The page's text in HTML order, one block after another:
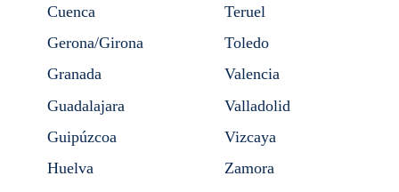
Cuenca
Gerona/Girona
Granada
Guadalajara
Guipúzcoa
Huelva
Teruel
Toledo
Valencia
Valladolid
Vizcaya
Zamora